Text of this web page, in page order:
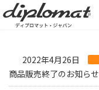
HOME 製品について
2022年4月26日
商品販売終了のお知らせ